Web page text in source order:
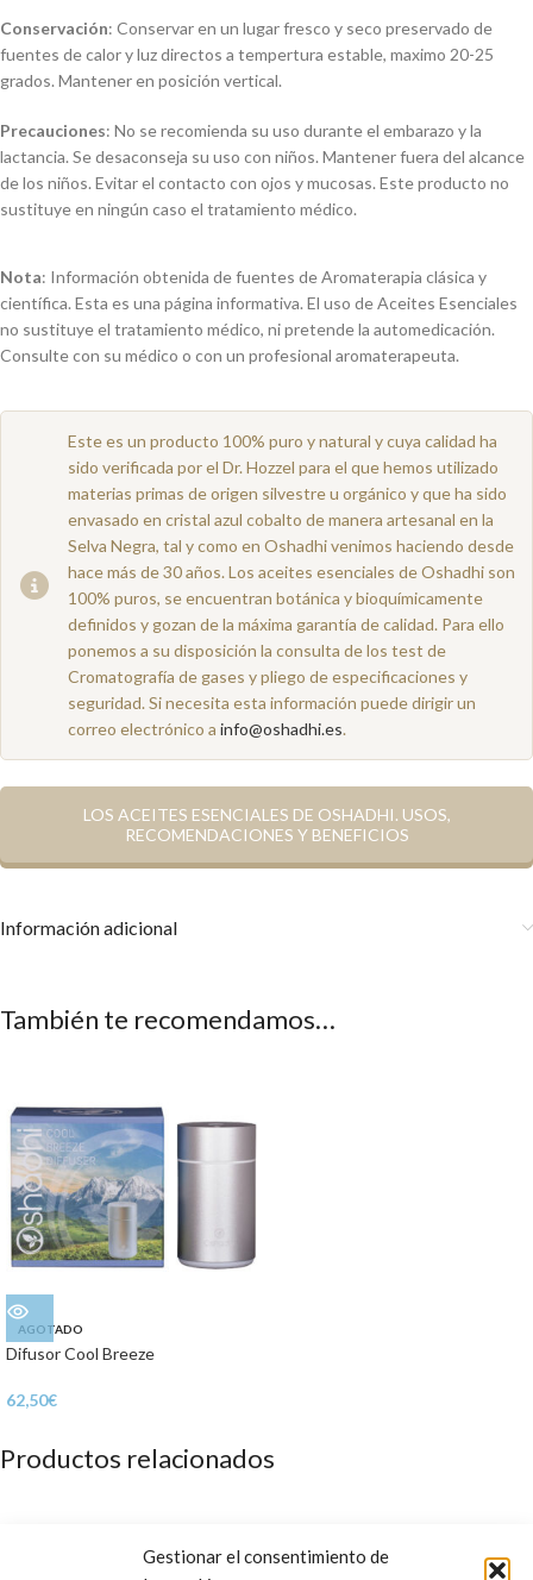
Gestionar el consentimiento de
Conservación: Conservar en un lugar fresco y seco preservado de
fuentes de calor y luz directos a tempertura estable, maximo 20-25
grados. Mantener en posición vertical.
Precauciones: No se recomienda su uso durante el embarazo y la
lactancia. Se desaconseja su uso con niños. Mantener fuera del alcance
de los niños. Evitar el contacto con ojos y mucosas. Este producto no
sustituye en ningún caso el tratamiento médico.
Nota: Información obtenida de fuentes de Aromaterapia clásica y
científica. Esta es una página informativa. El uso de Aceites Esenciales
no sustituye el tratamiento médico, ni pretende la automedicación.
Consulte con su médico o con un profesional aromaterapeuta.
Este es un producto 100% puro y natural y cuya calidad ha
sido verificada por el Dr. Hozzel para el que hemos utilizado
materias primas de origen silvestre u orgánico y que ha sido
envasado en cristal azul cobalto de manera artesanal en la
Selva Negra, tal y como en Oshadhi venimos haciendo desde
hace más de 30 años. Los aceites esenciales de Oshadhi son
100% puros, se encuentran botánica y bioquímicamente
definidos y gozan de la máxima garantía de calidad. Para ello
ponemos a su disposición la consulta de los test de
Cromatografía de gases y pliego de especificaciones y
seguridad. Si necesita esta información puede dirigir un
correo electrónico a info@oshadhi.es.
LOS ACEITES ESENCIALES DE OSHADHI. USOS,
RECOMENDACIONES Y BENEFICIOS
Información adicional
También te recomendamos…
AGOTADO
Difusor Cool Breeze
62,50€
Productos relacionados